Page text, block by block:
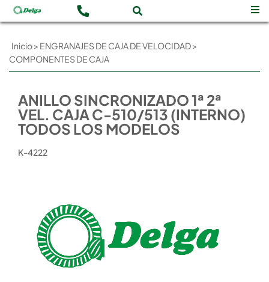
Inicio> ENGRANAJES DE CAJA DE VELOCIDAD>
COMPONENTES DE CAJA
ANILLO SINCRONIZADO 1ª 2ª
VEL. CAJA C-510/513 (INTERNO)
TODOS LOS MODELOS
K-4222